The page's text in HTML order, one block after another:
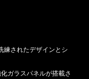
練されたデザインとシ
ガラスパネルが搭載さ